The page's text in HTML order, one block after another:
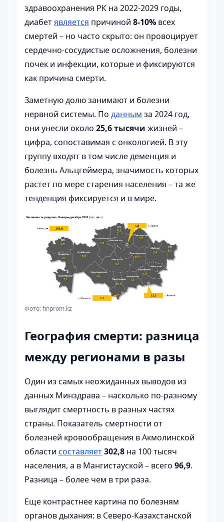
здравоохранения РК на 2022-2029 годы,
диабетявляется причиной 8-10% всех
смертей – но часто скрыто: он провоцирует
сердечно-сосудистые осложнения, болезни
почек и инфекции, которые и фиксируются
как причина смерти.
Заметную долю занимают и болезни
нервной системы. По данным за 2024 год,
они унесли около 25,6 тысячи жизней –
цифра, сопоставимая с онкологией. В эту
группу входят в том числе деменция и
болезнь Альцгеймера, значимость которых
растет по мере старения населения – та же
тенденция фиксируется и в мире.
Фото: finprom.kz
География смерти: разница
между регионами в разы
Один из самых неожиданных выводов из
данных Минздрава – насколько по-разному
выглядит смертность в разных частях
страны. Показатель смертности от
болезней кровообращения в Акмолинской
области составляет302,8 на 100 тысяч
населения, а в Мангистауской – всего 96,9.
Разница – более чем в три раза.
Еще контрастнее картина по болезням
органов дыхания: в Северо-Казахстанской